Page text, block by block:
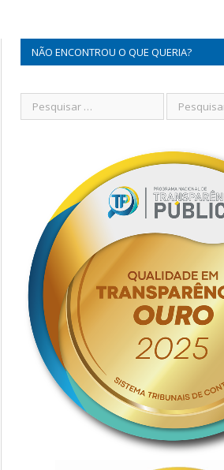
NÃO ENCONTROU O QUE QUERIA?